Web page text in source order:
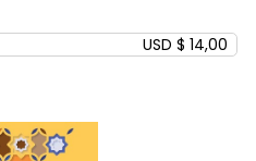
USD $ 14,00